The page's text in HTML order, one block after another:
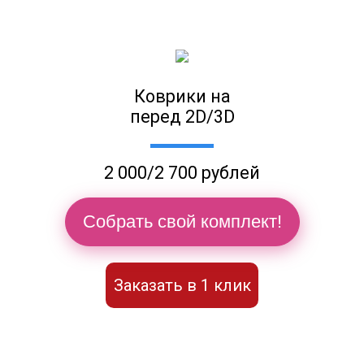
Коврики на
перед 2D/3D
2 000/2 700 рублей
Собрать свой комплект!
Заказать в 1 клик